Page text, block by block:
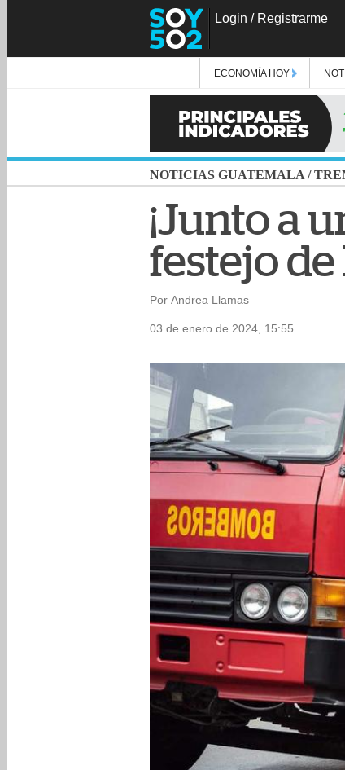
Login / Registrarme
ECONOMÍA HOY
NOTICIAS GUATEMALA /
¡Junto a
festejo
Por Andrea Llamas
03 de enero de 2024, 15:55